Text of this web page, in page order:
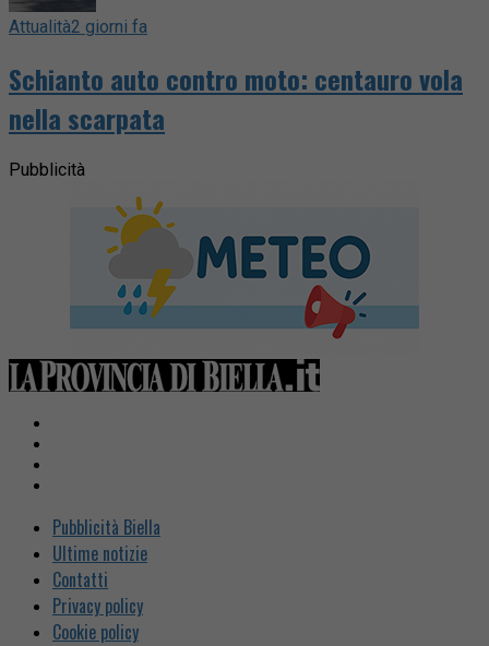
Attualità2 giorni fa
Schianto auto contro moto: centauro vola
nella scarpata
Pubblicità
Pubblicità Biella
Ultime notizie
Contatti
Privacy policy
Cookie policy